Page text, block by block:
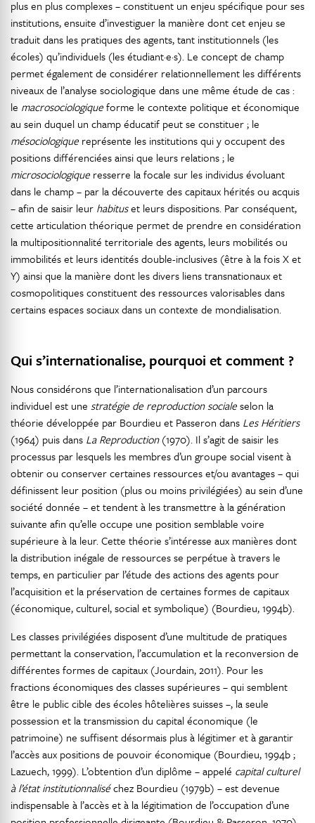
plus en plus complexes – constituent un enjeu spécifique pour ses
institutions, ensuite d’investiguer la manière dont cet enjeu se
traduit dans les pratiques des agents, tant institutionnels (les
écoles) qu’individuels (les étudiant·e·s). Le concept de champ
permet également de considérer relationnellement les différents
niveaux de l’analyse sociologique dans une même étude de cas :
le macrosociologiqueforme le contexte politique et économique
au sein duquel un champ éducatif peut se constituer ; le
mésociologique représente les institutions qui y occupent des
positions différenciées ainsi que leurs relations ; le
microsociologique resserre la focale sur les individus évoluant
dans le champ – par la découverte des capitaux hérités ou acquis
– afin de saisir leur habituset leurs dispositions. Par conséquent,
cette articulation théorique permet de prendre en considération
la multipositionnalité territoriale des agents, leurs mobilités ou
immobilités et leurs identités double-inclusives (être à la fois X et
Y) ainsi que la manière dont les divers liens transnationaux et
cosmopolitiques constituent des ressources valorisables dans
certains espaces sociaux dans un contexte de mondialisation.
Qui s’internationalise, pourquoi et comment ?
Nous considérons que l’internationalisation d’un parcours
individuel est une stratégie de reproduction socialeselon la
théorie développée par Bourdieu et Passeron dans Les Héritiers
(1964) puis dans La Reproduction(1970). Il s’agit de saisir les
processus par lesquels les membres d’un groupe social visent à
obtenir ou conserver certaines ressources et/ou avantages – qui
définissent leur position (plus ou moins privilégiées) au sein d’une
société donnée – et tendent à les transmettre à la génération
suivante afin qu’elle occupe une position semblable voire
supérieure à la leur. Cette théorie s’intéresse aux manières dont
la distribution inégale de ressources se perpétue à travers le
temps, en particulier par l’étude des actions des agents pour
l’acquisition et la préservation de certaines formes de capitaux
(économique, culturel, social et symbolique) (Bourdieu, 1994b).
Les classes privilégiées disposent d’une multitude de pratiques
permettant la conservation, l’accumulation et la reconversion de
différentes formes de capitaux (Jourdain, 2011). Pour les
fractions économiques des classes supérieures – qui semblent
être le public cible des écoles hôtelières suisses –, la seule
possession et la transmission du capital économique (le
patrimoine) ne suffisent désormais plus à légitimer et à garantir
l’accès aux positions de pouvoir économique (Bourdieu, 1994b ;
Lazuech, 1999). L’obtention d’un diplôme – appelé capital culturel
à l’état institutionnaliséchez Bourdieu (1979b) – est devenue
indispensable à l’accès et à la légitimation de l’occupation d’une